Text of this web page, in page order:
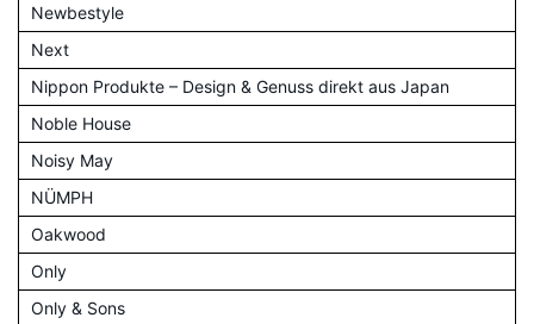
Newbestyle
Next
Nippon Produkte – Design & Genuss direkt aus Japan
Noble House
Noisy May
NÜMPH
Oakwood
Only
Only & Sons